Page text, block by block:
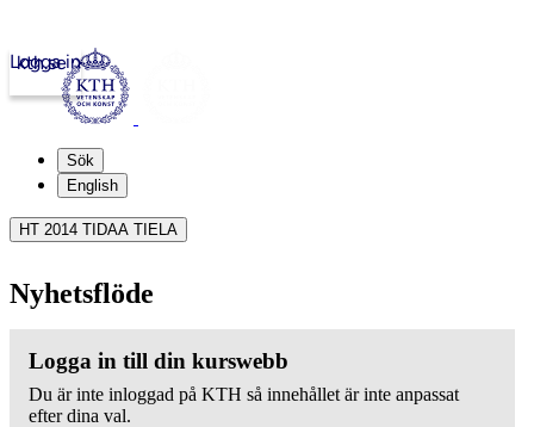
kth.se
Logga in
Sök
English
HT 2014 TIDAA TIELA
Nyhetsflöde
Logga in till din kurswebb
Du är inte inloggad på KTH så innehållet är inte anpassat
efter dina val.